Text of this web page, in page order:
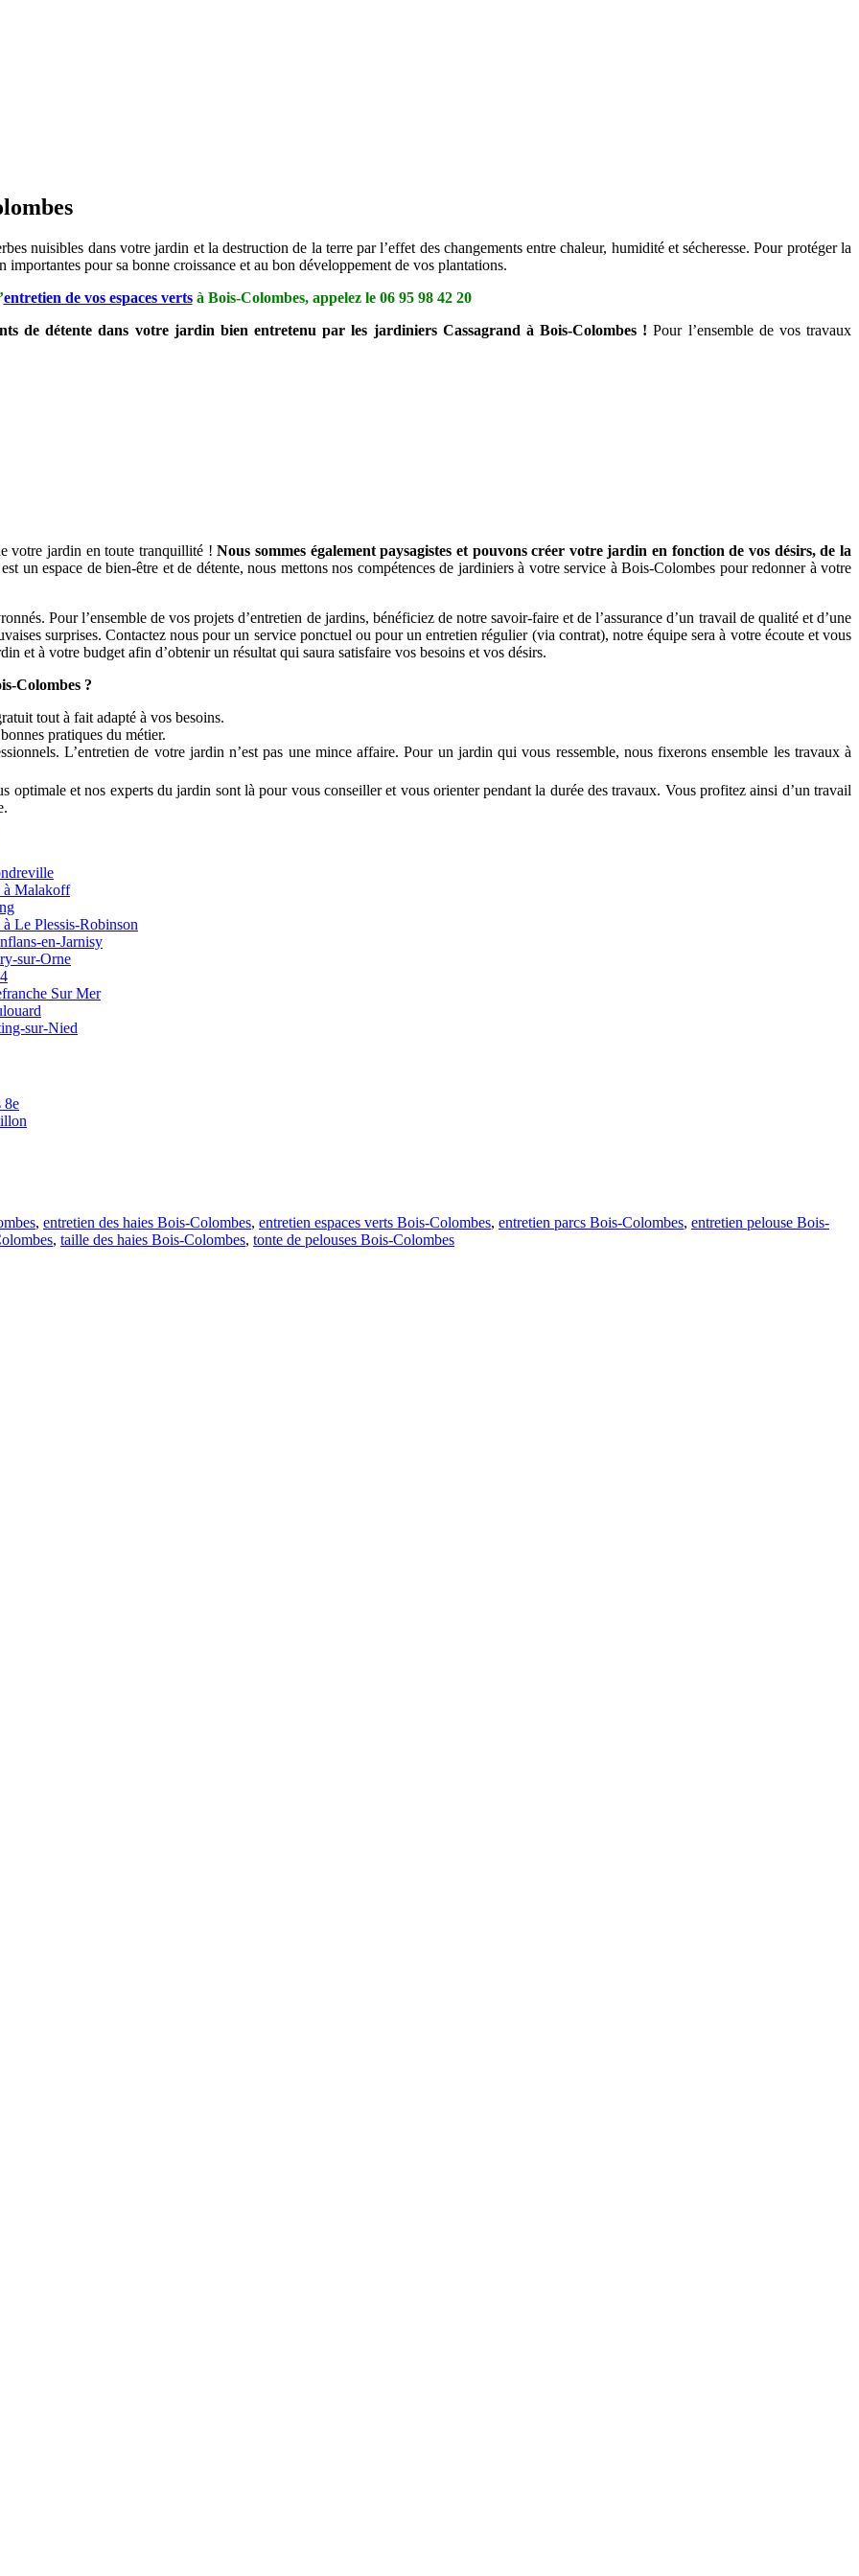
nuisibles dans votre jardin et la destruction de la terre par l’effet des changements entre chaleur, humidité et sécheresse. Pour protéger la
pour sa bonne croissance et au bon développement de vos plantations.
entretien de vos espaces vertsà Bois-Colombes, appelez le 06 95 98 42 20
de détente dans votre jardin bien entretenu par les jardiniers Cassagrand à Bois-Colombes ! Pour l’ensemble de vos travaux
votre jardin en toute tranquillité !Nous sommes également paysagistes et pouvons créer votre jardin en fonction de vos désirs, de la
un espace de bien-être et de détente, nous mettons nos compétences de jardiniers à votre service à Bois-Colombes pour redonner à votre
Pour l’ensemble de vos projets d’entretien de jardins, bénéficiez de notre savoir-faire et de l’assurance d’un travail de qualité et d’une
surprises. Contactez nous pour un service ponctuel ou pour un entretien régulier (via contrat), notre équipe sera à votre écoute et vous
et à votre budget afin d’obtenir un résultat qui saura satisfaire vos besoins et vos désirs.
Colombes ?
tout à fait adapté à vos besoins.
pratiques du métier.
L’entretien de votre jardin n’est pas une mince affaire. Pour un jardin qui vous ressemble, nous fixerons ensemble les travaux à
optimale et nos experts du jardin sont là pour vous conseiller et vous orienter pendant la durée des travaux. Vous profitez ainsi d’un travail
à Malakoff
Le Plessis-Robinson
en-Jarnisy
sur-Orne
Sur Mer
sur-Nied
8e
, entretien des haies Bois-Colombes, entretien espaces verts Bois-Colombes, entretien parcs Bois-Colombes, entretien pelouse Bois-
, taille des haies Bois-Colombes, tonte de pelouses Bois-Colombes